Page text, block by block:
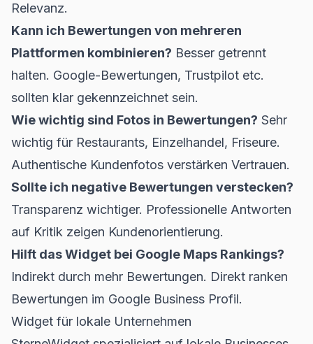
Relevanz.
Kann ich Bewertungen von mehreren
Plattformen kombinieren? Besser getrennt
halten. Google-Bewertungen, Trustpilot etc.
sollten klar gekennzeichnet sein.
Wie wichtig sind Fotos in Bewertungen? Sehr
wichtig für Restaurants, Einzelhandel, Friseure.
Authentische Kundenfotos verstärken Vertrauen.
Sollte ich negative Bewertungen verstecken?
Transparenz wichtiger. Professionelle Antworten
auf Kritik zeigen Kundenorientierung.
Hilft das Widget bei Google Maps Rankings?
Indirekt durch mehr Bewertungen. Direkt ranken
Bewertungen im Google Business Profil.
Widget für lokale Unternehmen